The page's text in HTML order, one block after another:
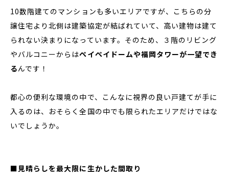
10数階建てのマンションも多いエリアですが、こちらの分
譲住宅より北側は建築協定が結ばれていて、高い建物は建て
られない決まりになっています。そのため、３階のリビング
やバルコニーからはペイペイドームや福岡タワーが一望でき
るんです！
都心の便利な環境の中で、こんなに視界の良い戸建てが手に
入るのは、おそらく全国の中でも限られたエリアだけではな
いでしょうか。
■見晴らしを最大限に生かした間取り